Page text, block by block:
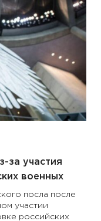
за участия
военных
посла после
участии
российских